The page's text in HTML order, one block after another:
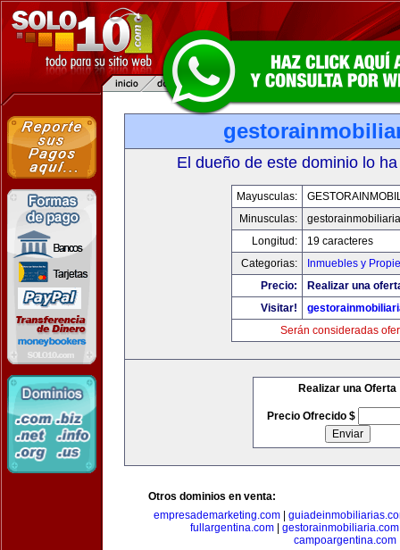
El dueño de este dominio lo
Mayusculas:
Minusculas:
Longitud:
19 caracteres
Categorias:
Inmuebles y
Precio:
Realizar una
Visitar!
Serán consideradas
Realizar una Oferta
Precio Ofrecido $
Otros dominios en venta:
empresademarketing.com|
fullargentina.com
gestorainmobiliaria.com
campoargentina.com